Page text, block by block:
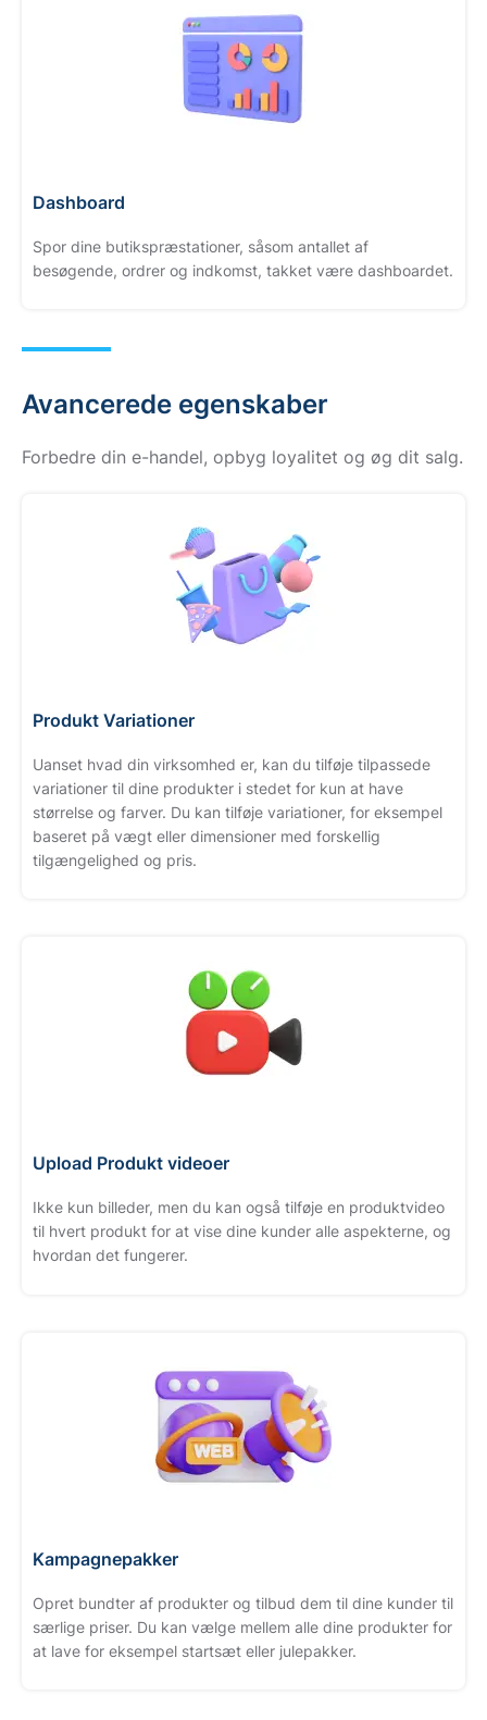
Dashboard
Spor dine butikspræstationer, såsom antallet af
besøgende, ordrer og indkomst, takket være dashboardet.
Avancerede egenskaber
Forbedre din e-handel, opbyg loyalitet og øg dit salg.
Produkt Variationer
Uanset hvad din virksomhed er, kan du tilføje tilpassede
variationer til dine produkter i stedet for kun at have
størrelse og farver. Du kan tilføje variationer, for eksempel
baseret på vægt eller dimensioner med forskellig
tilgængelighed og pris.
Upload Produkt videoer
Ikke kun billeder, men du kan også tilføje en produktvideo
til hvert produkt for at vise dine kunder alle aspekterne, og
hvordan det fungerer.
Kampagnepakker
Opret bundter af produkter og tilbud dem til dine kunder til
særlige priser. Du kan vælge mellem alle dine produkter for
at lave for eksempel startsæt eller julepakker.